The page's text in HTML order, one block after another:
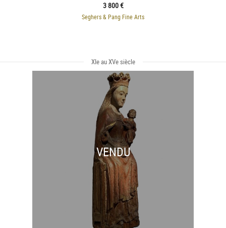
3 800 €
Seghers & Pang Fine Arts
XIe au XVe siècle
VENDU